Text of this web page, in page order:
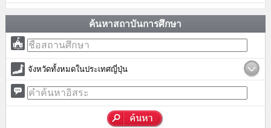
ค้นหาสถาบันการศึกษา
จังหวัดทั้งหมดในประเทศญี่ปุ่น